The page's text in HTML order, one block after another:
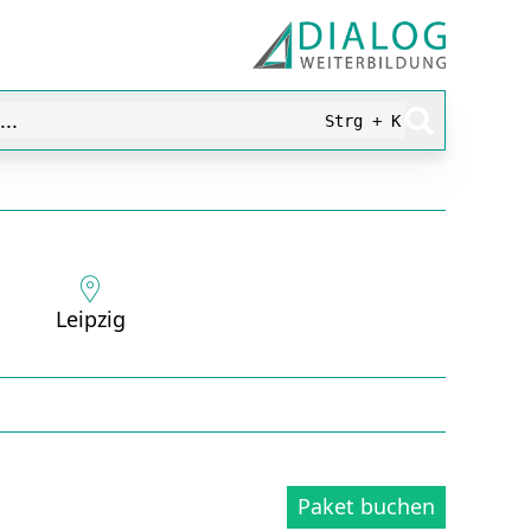
Strg + K
Leipzig
Paket buchen